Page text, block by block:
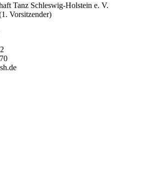
Tanz Schleswig-Holstein e. V.
Vorsitzender)